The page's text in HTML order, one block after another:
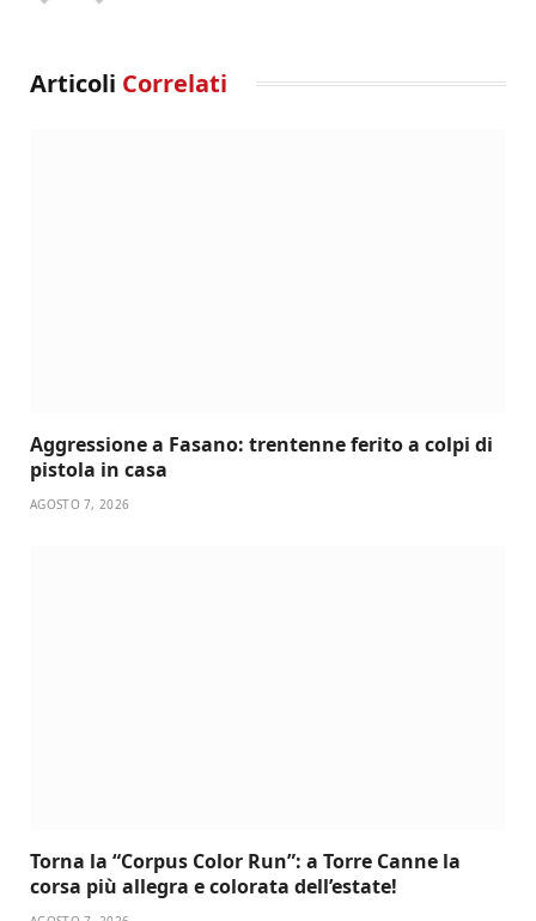
Articoli Correlati
Aggressione a Fasano: trentenne ferito a colpi di
pistola in casa
AGOSTO 7, 2026
Torna la “Corpus Color Run”: a Torre Canne la
corsa più allegra e colorata dell’estate!